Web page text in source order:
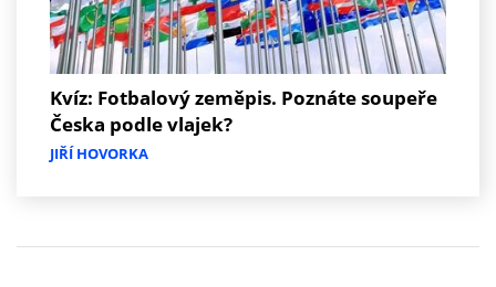
Kvíz: Fotbalový zeměpis. Poznáte soupeře
Česka podle vlajek?
JIŘÍ HOVORKA